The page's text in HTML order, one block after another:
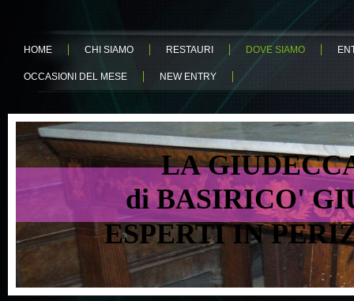
HOME CHI SIAMO RESTAURI DOVE SIAMO
OCCASIONI DEL MESE NEW ENTRY
LA GIUDECCA
di BASIRICO'
ESPERTI IN